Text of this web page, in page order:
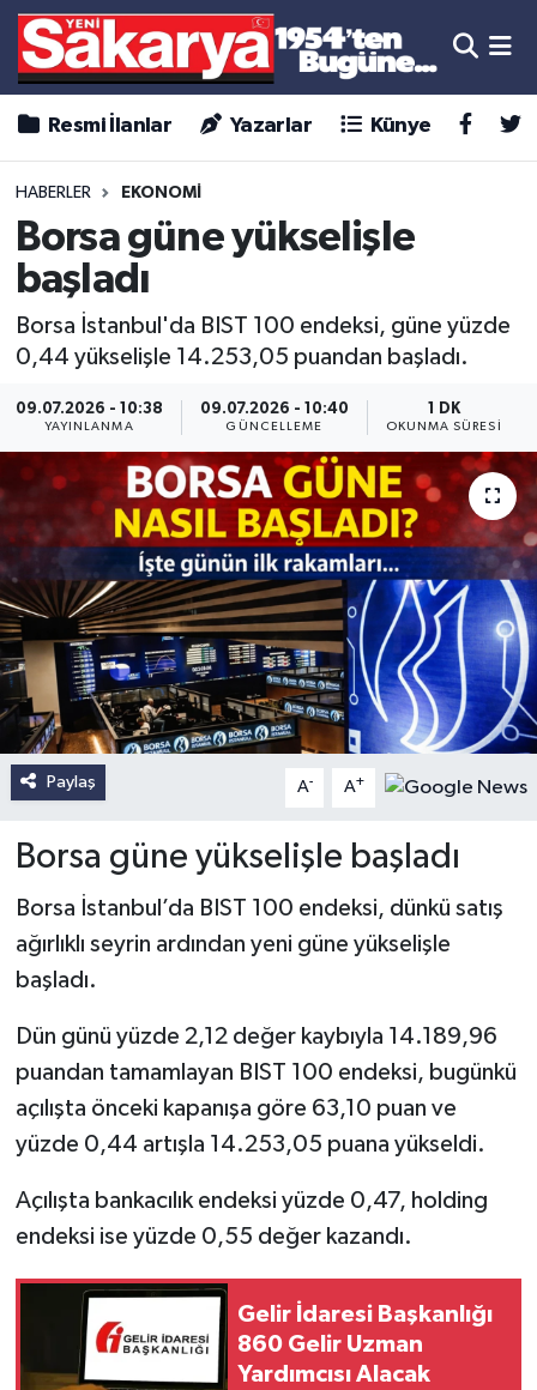
Resmi İlanlar Yazarlar Künye
HABERLER EKONOMİ
Borsa güne yükselişle
başladı
Borsa İstanbul'da BIST 100 endeksi, güne yüzde
0,44 yükselişle 14.253,05 puandan başladı.
09.07.2026 - 10:38
YAYINLANMA
09.07.2026 - 10:40
GÜNCELLEME
1 DK
OKUNMA SÜRESI
Paylaş A- A+
Borsa güne yükselişle başladı
Borsa İstanbul’da BIST 100 endeksi, dünkü satış
ağırlıklı seyrin ardından yeni güne yükselişle
başladı.
Dün günü yüzde 2,12 değer kaybıyla 14.189,96
puandan tamamlayan BIST 100 endeksi, bugünkü
açılışta önceki kapanışa göre 63,10 puan ve
yüzde 0,44 artışla 14.253,05 puana yükseldi.
Açılışta bankacılık endeksi yüzde 0,47, holding
endeksi ise yüzde 0,55 değer kazandı.
Gelir İdaresi Başkanlığı
860 Gelir Uzman
Yardımcısı Alacak